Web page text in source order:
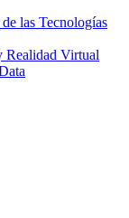
las Tecnologías
Realidad Virtual